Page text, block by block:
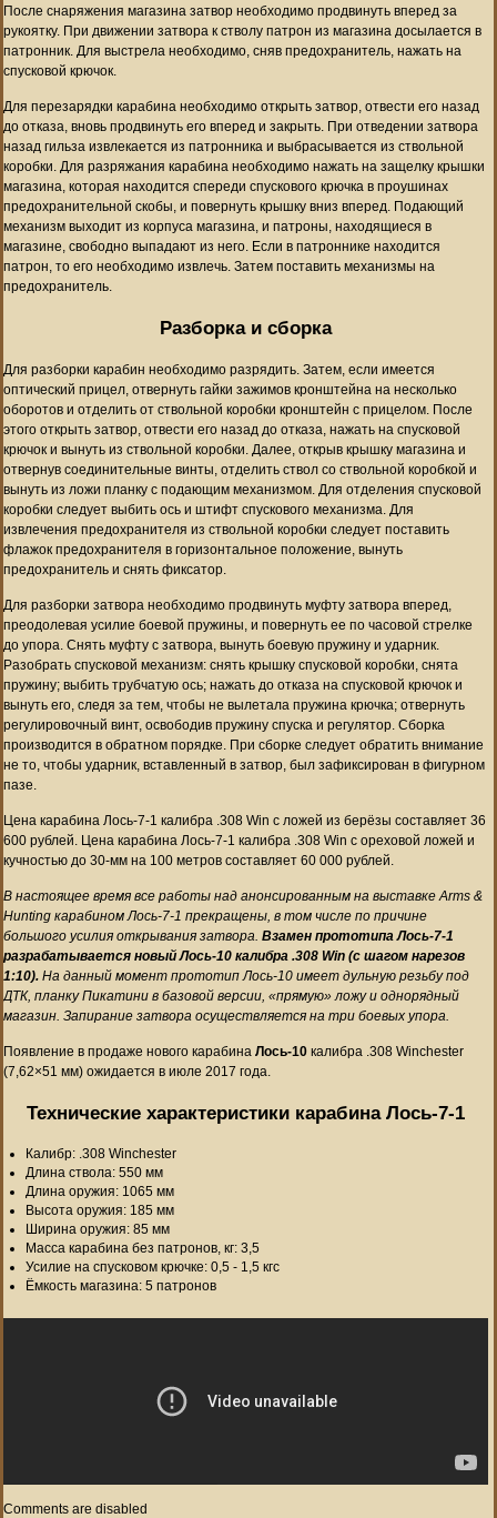
После снаряжения магазина затвор необходимо продвинуть вперед за
рукоятку. При движении затвора к стволу патрон из магазина досылается в
патронник. Для выстрела необходимо, сняв предохранитель, нажать на
спусковой крючок.
Для перезарядки карабина необходимо открыть затвор, отвести его назад
до отказа, вновь продвинуть его вперед и закрыть. При отведении затвора
назад гильза извлекается из патронника и выбрасывается из ствольной
коробки. Для разряжания карабина необходимо нажать на защелку крышки
магазина, которая находится спереди спускового крючка в проушинах
предохранительной скобы, и повернуть крышку вниз вперед. Подающий
механизм выходит из корпуса магазина, и патроны, находящиеся в
магазине, свободно выпадают из него. Если в патроннике находится
патрон, то его необходимо извлечь. Затем поставить механизмы на
предохранитель.
Разборка и сборка
Для разборки карабин необходимо разрядить. Затем, если имеется
оптический прицел, отвернуть гайки зажимов кронштейна на несколько
оборотов и отделить от ствольной коробки кронштейн с прицелом. После
этого открыть затвор, отвести его назад до отказа, нажать на спусковой
крючок и вынуть из ствольной коробки. Далее, открыв крышку магазина и
отвернув соединительные винты, отделить ствол со ствольной коробкой и
вынуть из ложи планку с подающим механизмом. Для отделения спусковой
коробки следует выбить ось и штифт спускового механизма. Для
извлечения предохранителя из ствольной коробки следует поставить
флажок предохранителя в горизонтальное положение, вынуть
предохранитель и снять фиксатор.
Для разборки затвора необходимо продвинуть муфту затвора вперед,
преодолевая усилие боевой пружины, и повернуть ее по часовой стрелке
до упора. Снять муфту с затвора, вынуть боевую пружину и ударник.
Разобрать спусковой механизм: снять крышку спусковой коробки, снята
пружину; выбить трубчатую ось; нажать до отказа на спусковой крючок и
вынуть его, следя за тем, чтобы не вылетала пружина крючка; отвернуть
регулировочный винт, освободив пружину спуска и регулятор. Сборка
производится в обратном порядке. При сборке следует обратить внимание
не то, чтобы ударник, вставленный в затвор, был зафиксирован в фигурном
пазе.
Цена карабина Лось-7-1 калибра .308 Win с ложей из берёзы составляет 36
600 рублей. Цена карабина Лось-7-1 калибра .308 Win с ореховой ложей и
кучностью до 30-мм на 100 метров составляет 60 000 рублей.
В настоящее время все работы над анонсированным на выставке Arms &
Hunting карабином Лось-7-1 прекращены, в том числе по причине
большого усилия открывания затвора. Взамен прототипа Лось-7-1
разрабатывается новый Лось-10 калибра .308 Win (с шагом нарезов
1:10). На данный момент прототип Лось-10 имеет дульную резьбу под
ДТК, планку Пикатини в базовой версии, «прямую» ложу и однорядный
магазин. Запирание затвора осуществляется на три боевых упора.
Появление в продаже нового карабина Лось-10 калибра .308 Winchester
(7,62×51 мм) ожидается в июле 2017 года.
Технические характеристики карабина Лось-7-1
Калибр: .308 Winchester
Длина ствола: 550 мм
Длина оружия: 1065 мм
Высота оружия: 185 мм
Ширина оружия: 85 мм
Масса карабина без патронов, кг: 3,5
Усилие на спусковом крючке: 0,5 - 1,5 кгс
Ёмкость магазина: 5 патронов
Comments are disabled